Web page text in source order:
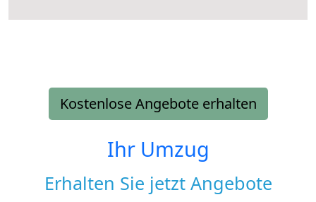
Kostenlose Angebote erhalten
Ihr Umzug
Erhalten Sie jetzt Angebote